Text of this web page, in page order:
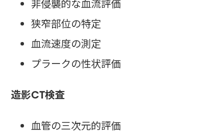
非侵襲的な血流評価
狭窄部位の特定
血流速度の測定
プラークの性状評価
造影CT検査
血管の三次元的評価